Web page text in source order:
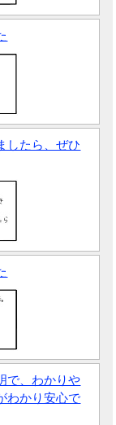
したら、ぜひ
で、わかりや
わかり安心で